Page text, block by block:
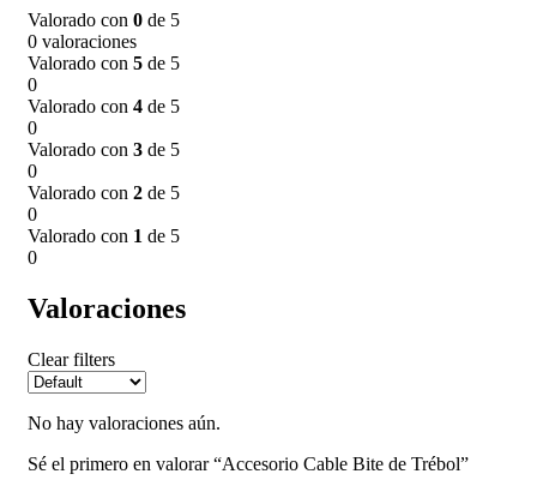
Valorado con 0 de 5
0 valoraciones
Valorado con 5 de 5
0
Valorado con 4 de 5
0
Valorado con 3 de 5
0
Valorado con 2 de 5
0
Valorado con 1 de 5
0
Valoraciones
Clear filters
No hay valoraciones aún.
Sé el primero en valorar “Accesorio Cable Bite de Trébol”